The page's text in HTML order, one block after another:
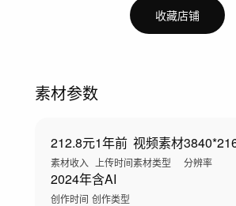
收藏店铺
素材参数
212.8元
素材收入
1年前
上传时间
视频素材
素材类型 分辨率
2024年
创作时间
含AI
创作类型